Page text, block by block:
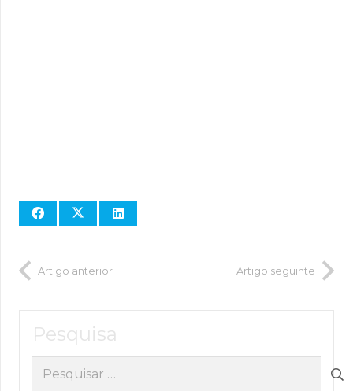
Artigo anterior Artigo seguinte
Pesquisa
Pesquisar